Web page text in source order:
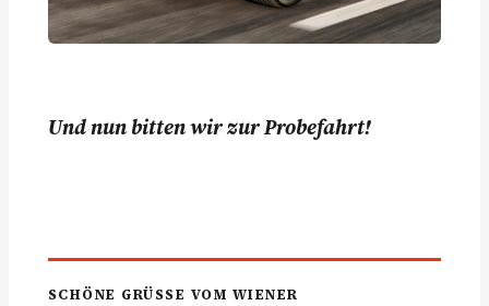
Und nun bitten wir zur Probefahrt!
SCHÖNE GRÜSSE VOM WIENER